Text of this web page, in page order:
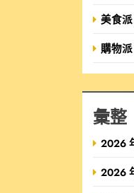
美食派
購物派
彙整
2026
2026